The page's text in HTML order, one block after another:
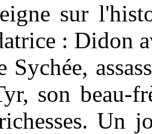
sur
: Didon
Sychée,
son beau-
Un